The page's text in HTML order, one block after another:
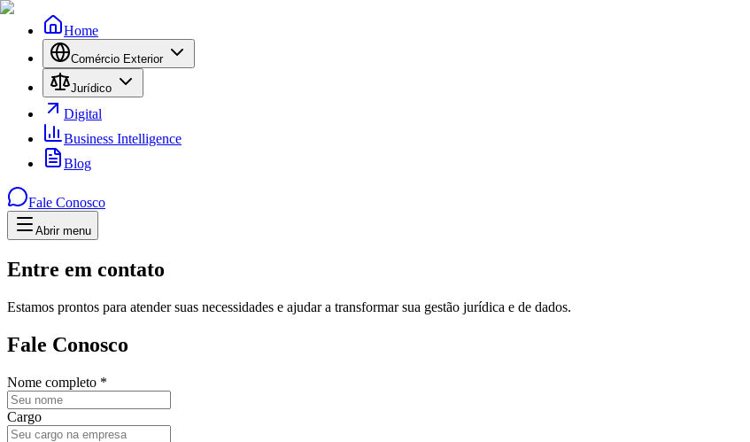
Home
Comércio Exterior
Jurídico
Digital
Business Intelligence
Blog
Fale Conosco
Abrir menu Menu
Entre em contato
Estamos prontos para atender suas necessidades e ajudar a transformar sua gestão jurídica e de dados.
Fale Conosco
Nome completo *
Cargo